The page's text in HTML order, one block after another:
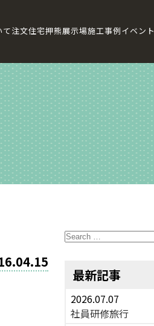
て注文住宅押熊展示場施工事例イベント
Search
for:
最新記事
2026.07.07
社員研修旅行